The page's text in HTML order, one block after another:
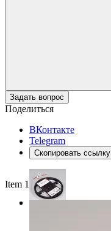
Задать вопрос
Поделиться
ВКонтакте
Telegram
Скопировать ссылку
Item 1 of 3